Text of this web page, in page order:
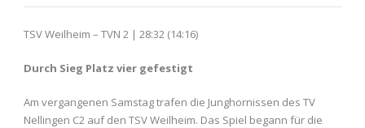
TSV Weilheim – TVN 2 | 28:32 (14:16)
Durch Sieg Platz vier gefestigt
Am vergangenen Samstag trafen die Junghornissen des TV
Nellingen C2 auf den TSV Weilheim. Das Spiel begann für die